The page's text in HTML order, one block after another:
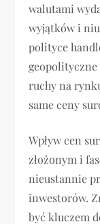
walutami
wyjątków i
polityce
geopolityczne
ruchy na
same ceny
Wpływ cen
złożonym i
nieustannie
inwestorów.
być kluczem